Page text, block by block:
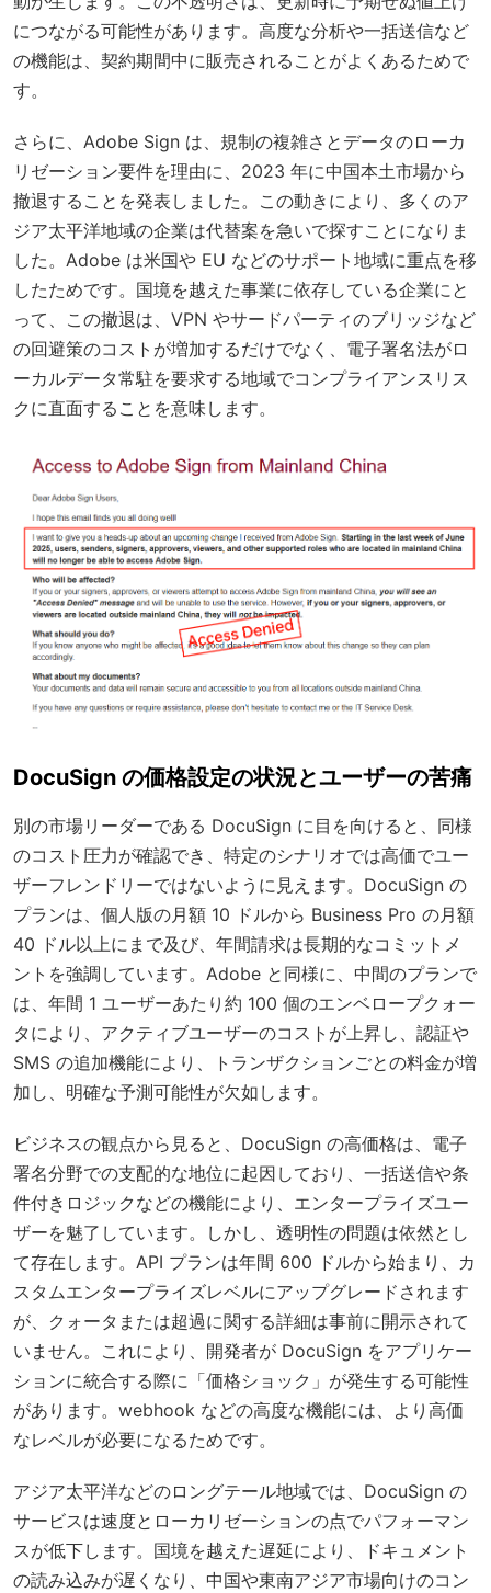
につながる可能性があります。高度な分析や一括送信など
の機能は、契約期間中に販売されることがよくあるためで
す。
さらに、Adobe Sign は、規制の複雑さとデータのローカ
リゼーション要件を理由に、2023 年に中国本土市場から
撤退することを発表しました。この動きにより、多くのア
ジア太平洋地域の企業は代替案を急いで探すことになりま
した。Adobe は米国や EU などのサポート地域に重点を移
したためです。国境を越えた事業に依存している企業にと
って、この撤退は、VPN やサードパーティのブリッジなど
の回避策のコストが増加するだけでなく、電子署名法がロ
ーカルデータ常駐を要求する地域でコンプライアンスリス
クに直面することを意味します。
DocuSign の価格設定の状況とユーザーの苦痛
別の市場リーダーである DocuSign に目を向けると、同様
のコスト圧力が確認でき、特定のシナリオでは高価でユー
ザーフレンドリーではないように見えます。DocuSign の
プランは、個人版の月額 10 ドルから Business Pro の月額
40 ドル以上にまで及び、年間請求は長期的なコミットメ
ントを強調しています。Adobe と同様に、中間のプランで
は、年間 1 ユーザーあたり約 100 個のエンベロープクォー
タにより、アクティブユーザーのコストが上昇し、認証や
SMS の追加機能により、トランザクションごとの料金が増
加し、明確な予測可能性が欠如します。
ビジネスの観点から見ると、DocuSign の高価格は、電子
署名分野での支配的な地位に起因しており、一括送信や条
件付きロジックなどの機能により、エンタープライズユー
ザーを魅了しています。しかし、透明性の問題は依然とし
て存在します。API プランは年間 600 ドルから始まり、カ
スタムエンタープライズレベルにアップグレードされます
が、クォータまたは超過に関する詳細は事前に開示されて
いません。これにより、開発者が DocuSign をアプリケー
ションに統合する際に「価格ショック」が発生する可能性
があります。webhook などの高度な機能には、より高価
なレベルが必要になるためです。
アジア太平洋などのロングテール地域では、DocuSign の
サービスは速度とローカリゼーションの点でパフォーマン
スが低下します。国境を越えた遅延により、ドキュメント
の読み込みが遅くなり、中国や東南アジア市場向けのコン